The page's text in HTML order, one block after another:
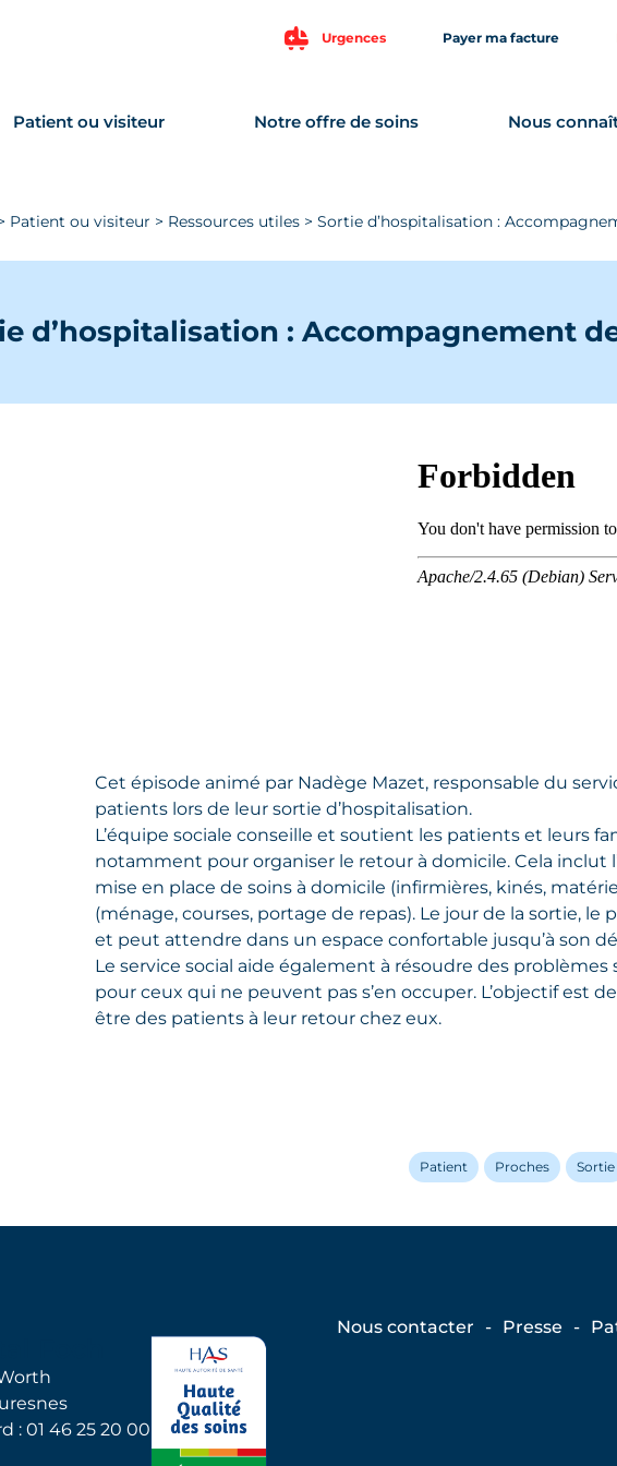
Urgences Payer ma facture
Patient ou visiteur Notre offre de soins Nous
Patient ou visiteur > Ressources utiles > Sortie d’hospitalisation :
d’hospitalisation : Accompagnement
Cet épisode animé par Nadège Mazet, responsable du
patients lors de leur sortie d’hospitalisation.
L’équipe sociale conseille et soutient les patients et leurs
notamment pour organiser le retour à domicile. Cela inclut
mise en place de soins à domicile (infirmières, kinés,
(ménage, courses, portage de repas). Le jour de la sortie,
et peut attendre dans un espace confortable jusqu’à son
Le service social aide également à résoudre des problèmes
pour ceux qui ne peuvent pas s’en occuper. L’objectif est
être des patients à leur retour chez eux.
Patient Proches Sortie
: 01 46 25 20 00
Nous contacter Presse